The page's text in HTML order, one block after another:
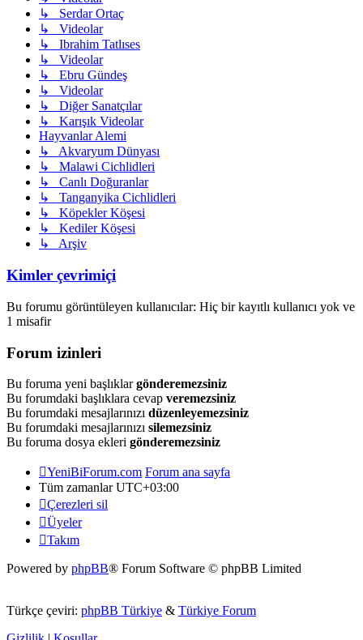
↳ Serdar Ortaç
↳ Videolar
↳ Ibrahim Tatlıses
↳ Videolar
↳ Ebru Gündeş
↳ Videolar
↳ Diğer Sanatçılar
↳ Karışık Videolar
Hayvanlar Alemi
↳ Akvaryum Dünyası
↳ Malawi Cichlidleri
↳ Canlı Doğuranlar
↳ Tanganyika Cichlidleri
↳ Köpekler Köşesi
↳ Kediler Köşesi
↳ Arşiv
Kimler çevrimiçi
Bu forumu görüntüleyen kullanıcılar: Hiç bir kayıtlı kullanıcı yok ve
1 misafir
Forum izinleri
Bu foruma yeni başlıklargönderemezsiniz
Bu forumdaki başlıklara cevap veremezsiniz
Bu forumdaki mesajlarınızı düzenleyemezsiniz
Bu forumdaki mesajlarınızı silemezsiniz
Bu foruma dosya ekleri gönderemezsiniz
YeniBiForum.com Forum ana sayfa
Tüm zamanlarUTC+03:00
Çerezleri sil
Üyeler
Takım
Powered by phpBB® Forum Software © phpBB Limited
Türkçe çeviri: phpBB Türkiye & Türkiye Forum